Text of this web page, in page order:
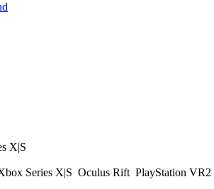
X|S
Series X|S Oculus Rift PlayStation VR2